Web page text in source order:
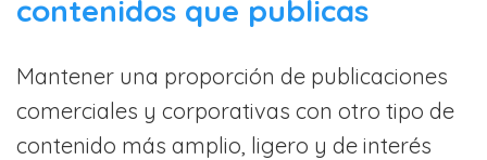
contenidos que publicas
Mantener una proporción de publicaciones
comerciales y corporativas con otro tipo de
contenido más amplio, ligero y de interés